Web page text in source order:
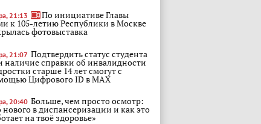
21:13 По инициативе Главы
к 105-летию Республики в Москве
фотовыставка
21:07 Подтвердить статус студента
наличие справки об инвалидности
старше 14 лет смогут с
Цифрового ID в МAX
20:40 Больше, чем просто осмотр:
нового в диспансеризации и как это
на твоё здоровье»